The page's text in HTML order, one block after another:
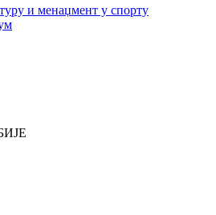
и менаџмент у спорту